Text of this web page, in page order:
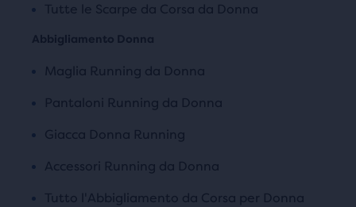
Tutte le Scarpe da Corsa da Donna
Abbigliamento Donna
Maglia Running da Donna
Pantaloni Running da Donna
Giacca Donna Running
Accessori Running da Donna
Tutto l'Abbigliamento da Corsa per Donna